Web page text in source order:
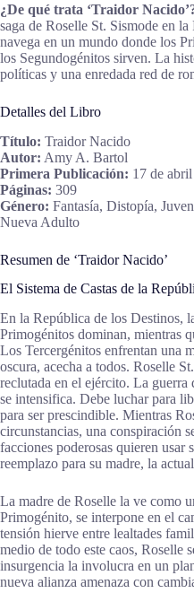
¿De qué trata ‘Traidor
saga de Roselle St. Sismode en
navega en un mundo donde los
los Segundogénitos sirven. La
políticas y una enredada red de
Detalles del Libro
Título: Traidor Nacido
Autor: Amy A. Bartol
Primera Publicación: 17 de
Páginas: 309
Género: Fantasía, Distopía,
Nueva Adulto
Resumen de ‘Traidor Nacido’
El Sistema de Castas de la
En la República de los Destinos,
Primogénitos dominan, mientras
Los Tercergénitos enfrentan una
oscura, acecha a todos. Roselle
reclutada en el ejército. La
se intensifica. Debe luchar para
para ser prescindible. Mientras
circunstancias, una conspiración
facciones poderosas quieren
reemplazo para su madre, la
La madre de Roselle la ve como
Primogénito, se interpone en el
tensión hierve entre lealtades
medio de todo este caos, Roselle
insurgencia la involucra en un
nueva alianza amenaza con